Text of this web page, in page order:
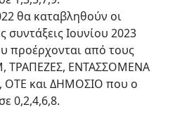
θα καταβληθούν οι
συντάξεις Ιουνίου 2023
προέρχονται από τους
ΤΡΑΠΕΖΕΣ, ΕΝΤΑΣΣΟΜΕΝΑ
ΟΤΕ και ΔΗΜΟΣΙΟ που ο
0,2,4,6,8.